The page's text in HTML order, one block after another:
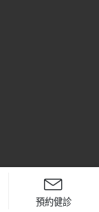
預約健診